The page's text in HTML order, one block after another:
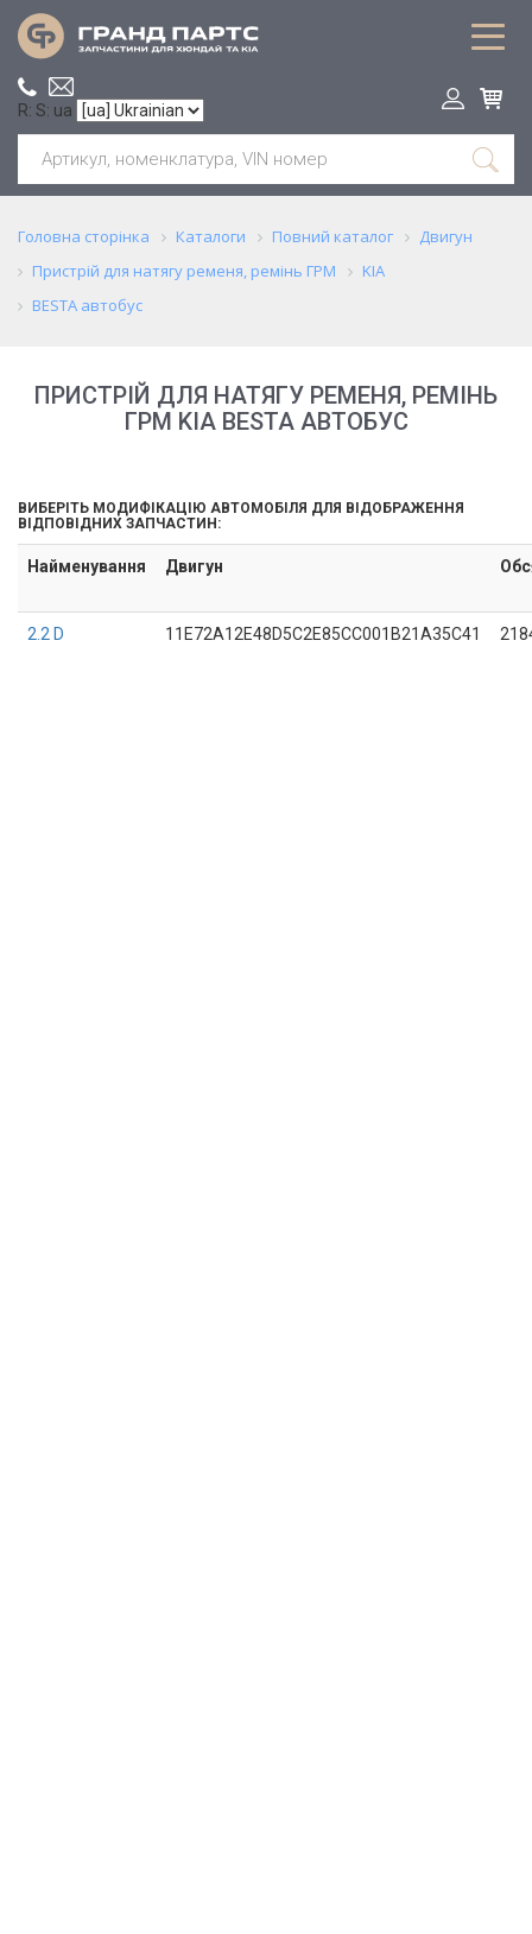
R: S: ua
Головна сторінка Каталоги Повний каталог
Двигун
Пристрій для натягу ременя, ремінь ГРМ
KIA
BESTA автобус
ПРИСТРІЙ ДЛЯ НАТЯГУ РЕМЕНЯ, РЕМІНЬ
ГРМ KIA BESTA АВТОБУС
ВИБЕРІТЬ МОДИФІКАЦІЮ АВТОМОБІЛЯ ДЛЯ ВІДОБРАЖЕННЯ
ВІДПОВІДНИХ ЗАПЧАСТИН:
Найменування Двигун
2.2 D 11E72A12E48D5C2E85CC001B21A35C41